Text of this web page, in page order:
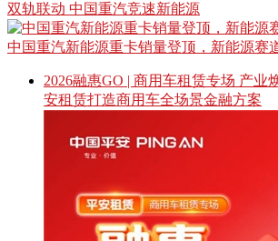
双轨联动 中国重汽竞速新能源
中国重汽新能源重卡销量登顶，新能源赛
2026融惠GO | 商用车租赁专场 产业
安租赁打造商用车全场景金融方案